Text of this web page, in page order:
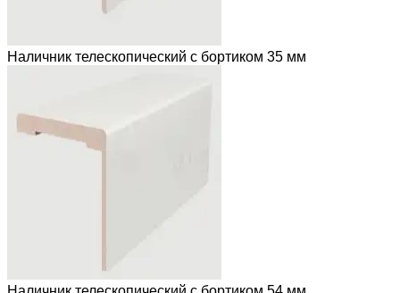
Наличник телескопический с бортиком 35 мм